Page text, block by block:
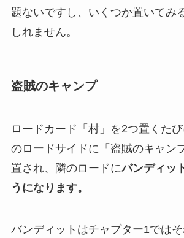
題ないですし、いくつか置いてみ
しれません。
盗賊のキャンプ
ロードカード「村」を2つ置くた
のロードサイドに「盗賊のキャン
置され、隣のロードにバンディッ
うになります。
バンディットはチャプター1では